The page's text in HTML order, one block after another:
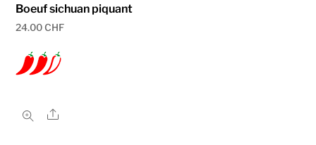
Boeuf sichuan piquant
24.00CHF
Share